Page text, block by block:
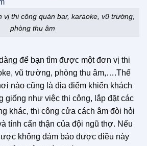
vị thi công quán bar, karaoke, vũ trường,
phòng thu âm
để bạn tìm được một đơn vị thi
vũ trường, phòng thu âm,….Thế
nào cũng là địa điểm khiến khách
giống như việc thi công, lắp đặt các
khác, thi công cửa cách âm đòi hỏi
tính cẩn thận của đội ngũ thợ. Nếu
không đảm bảo được điều này